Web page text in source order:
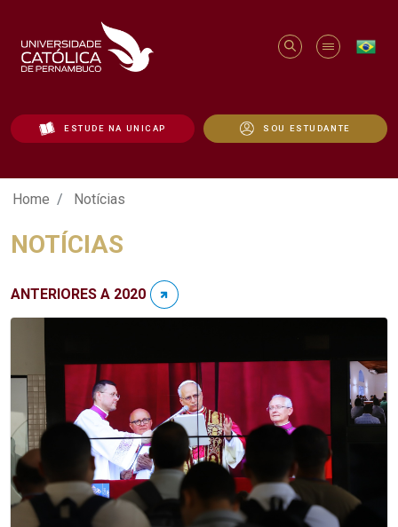
ESTUDE NA UNICAP SOU ESTUDANTE
Notícias - Unicap
Home Notícias
NOTÍCIAS
ANTERIORES A 2020